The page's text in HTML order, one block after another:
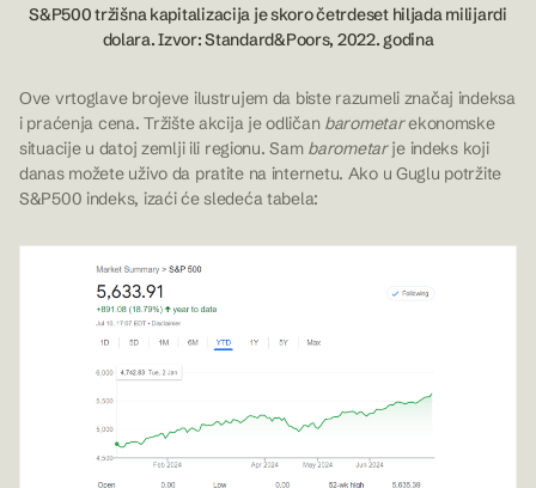
S&P500 tržišna kapitalizacija je skoro četrdeset hiljada milijardi
dolara. Izvor: Standard&Poors, 2022. godina
Ove vrtoglave brojeve ilustrujem da biste razumeli značaj indeksa
i praćenja cena. Tržište akcija je odličan barometarekonomske
situacije u datoj zemlji ili regionu. Sam barometarje indeks koji
danas možete uživo da pratite na internetu. Ako u Guglu potržite
S&P500 indeks, izaći će sledeća tabela: